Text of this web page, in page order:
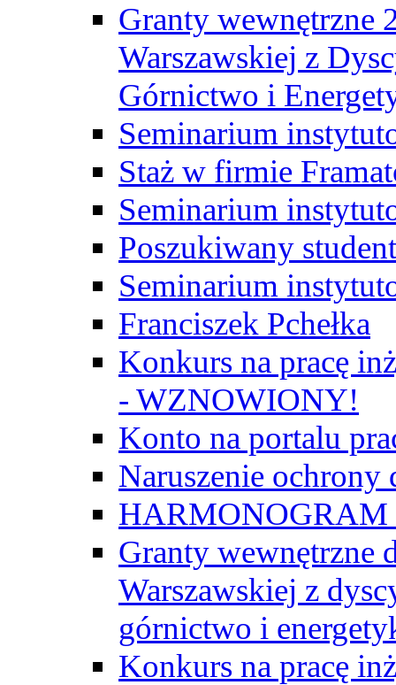
Granty wewnętrzne
Warszawskiej z
Górnictwo i
Seminarium
Staż w firmie
Seminarium
Poszukiwany
Seminarium
Franciszek Pchełka
Konkurs na pracę
- WZNOWIONY!
Konto na portalu
Naruszenie ochrony
Granty wewnętrzne
Warszawskiej z
górnictwo i
Konkurs na pracę